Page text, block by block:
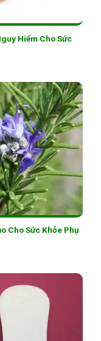
Hiểm Cho Sức
Cho Sức Khỏe Phụ